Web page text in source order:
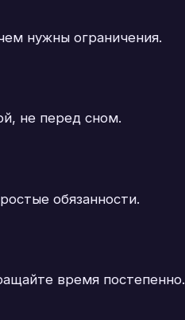
нужны ограничения.
не перед сном.
обязанности.
время постепенно.